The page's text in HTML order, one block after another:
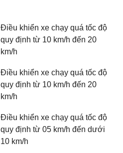
Điều khiển xe chạy quá tốc độ
quy định từ 10 km/h đến 20
km/h
Điều khiển xe chạy quá tốc độ
quy định từ 10 km/h đến 20
km/h
Điều khiển xe chạy quá tốc độ
quy định từ 05 km/h đến dưới
10 km/h